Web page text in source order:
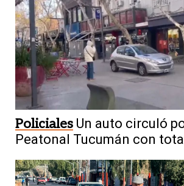
Policiales Un auto circuló
Peatonal Tucumán con